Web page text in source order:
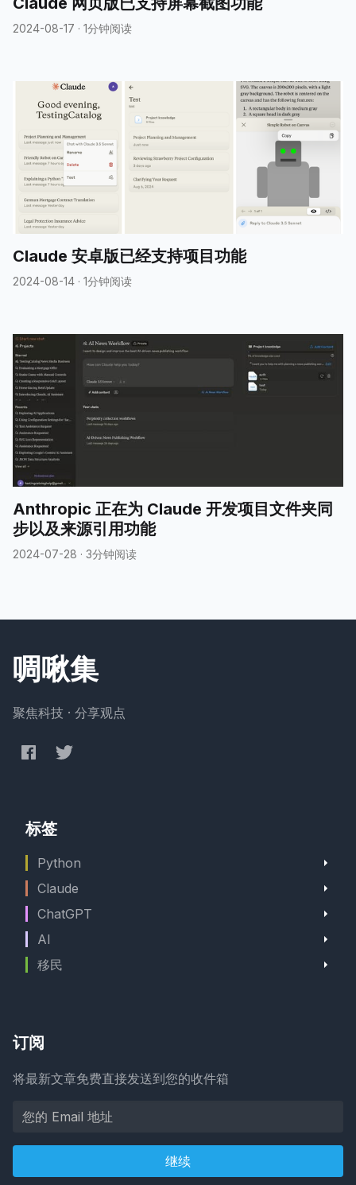
2024-08-17 · 1分钟阅读
Claude 安卓版已经支持项目功能
2024-08-14 · 1分钟阅读
Anthropic 正在为 Claude 开发项目文件夹同
步以及来源引用功能
2024-07-28 · 3分钟阅读
啁啾集
聚焦科技 · 分享观点
标签
Python
Claude
ChatGPT
AI
移民
订阅
将最新文章免费直接发送到您的收件箱
继续